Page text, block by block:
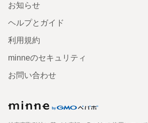
お知らせ
ヘルプとガイド
利用規約
minneのセキュリティ
お問い合わせ